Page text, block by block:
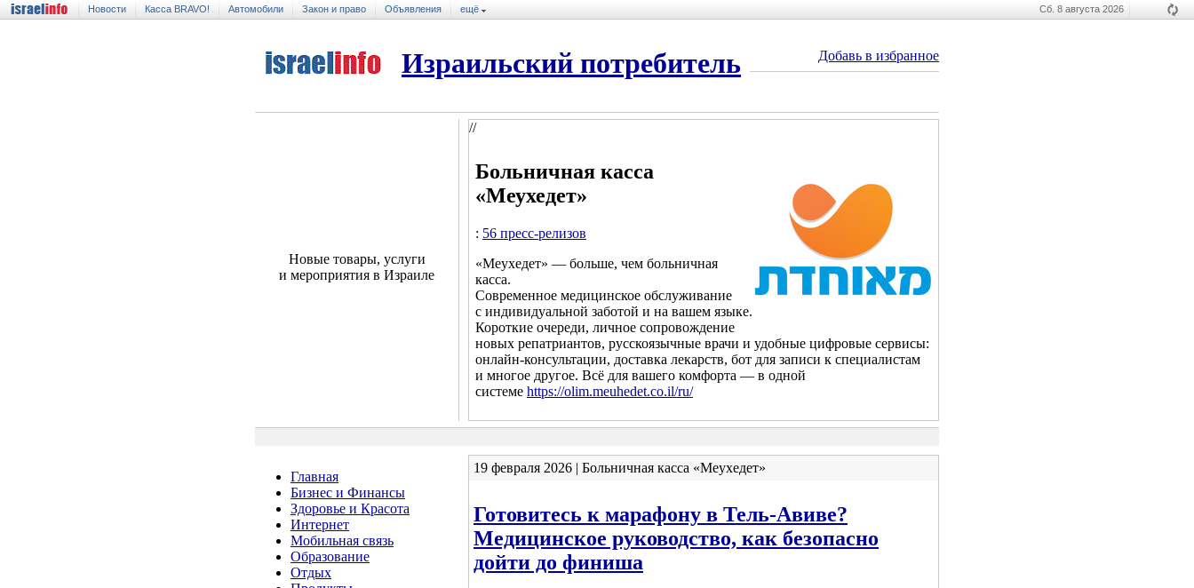
Новости Касса BRAVO! Автомобили Закон и право Объявления ещё Сб. 8 августа 2026
Израильский потребитель Добавь в избранное
Новые товары, услуги
и мероприятия в Израиле
//
Больничная касса
«Меухедет»
: 56 пресс-релизов
«Меухедет» — больше, чем больничная
касса.
Современное медицинское обслуживание
с индивидуальной заботой и на вашем языке.
Короткие очереди, личное сопровождение
новых репатриантов, русскоязычные врачи и удобные цифровые сервисы:
онлайн-консультации, доставка лекарств, бот для записи к специалистам
и многое другое. Всё для вашего комфорта — в одной
системе https://olim.meuhedet.co.il/ru/
Главная
Бизнес и Финансы
Здоровье и Красота
Интернет
Мобильная связь
Образование
Отдых
19 февраля 2026 | Больничная касса «Меухедет»
Готовитесь к марафону в Тель-Авиве?
Медицинское руководство, как безопасно
дойти до финиша